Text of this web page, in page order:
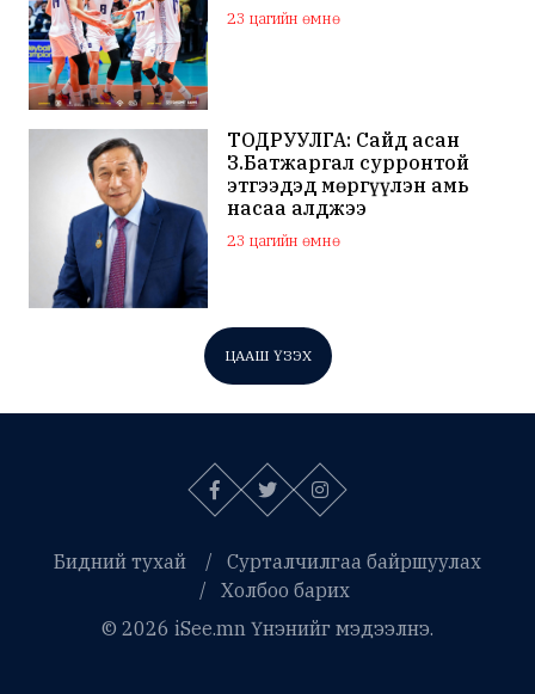
23 цагийн өмнө
ТОДРУУЛГА: Сайд асан
З.Батжаргал сурронтой
этгээдэд мөргүүлэн амь
насаа алджээ
23 цагийн өмнө
ЦААШ ҮЗЭХ
Бидний тухай
Сурталчилгаа байршуулах
Холбоо барих
© 2026 iSee.mn Үнэнийг мэдээлнэ.